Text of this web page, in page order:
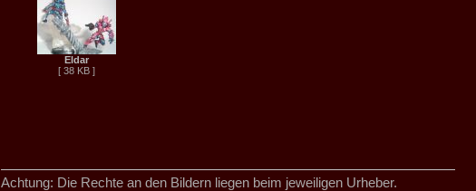
Eldar
[ 38 KB ]
Achtung: Die Rechte an den Bildern liegen beim jeweiligen Urheber.